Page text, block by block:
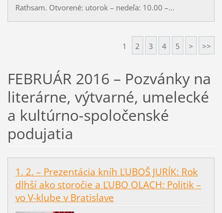
Rathsam. Otvorené: utorok – nedeľa: 10.00 –...
1 2 3 4 5 > >>
FEBRUÁR 2016 – Pozvánky na
literárne, výtvarné, umelecké
a kultúrno-spoločenské
podujatia
1. 2. – Prezentácia kníh ĽUBOŠ JURÍK: Rok
dlhší ako storočie a ĽUBO OLACH: Politik –
vo V-klube v Bratislave